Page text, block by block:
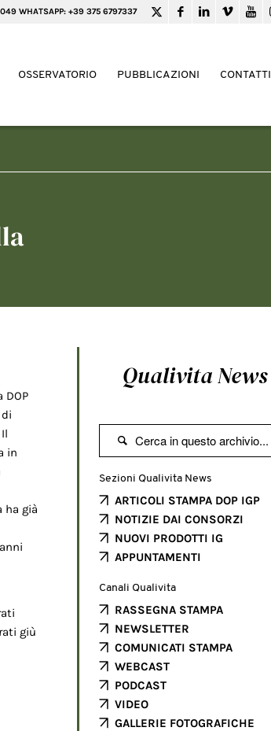
WHATSAPP: +39 375 6797337
OSSERVATORIO PUBBLICAZIONI CONTATTI
in
ha già
giù
Qualivita News

Sezioni Qualivita News
ARTICOLI STAMPA DOP IGP
NOTIZIE DAI CONSORZI
NUOVI PRODOTTI IG
APPUNTAMENTI
Canali Qualivita
RASSEGNA STAMPA
NEWSLETTER
COMUNICATI STAMPA
WEBCAST
PODCAST
VIDEO
GALLERIE FOTOGRAFICHE